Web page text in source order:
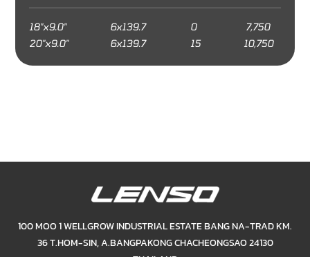
18"x9.0" 6x139.7 0
7,750
20"x9.0"
6x139.7 15 10,750
100 MOO 1 WELLGROW INDUSTRIAL ESTATE BANG NA-TRAD KM.
36 T.HOM-SIN,A.BANGPAKONG CHACHEONGSAO 24130